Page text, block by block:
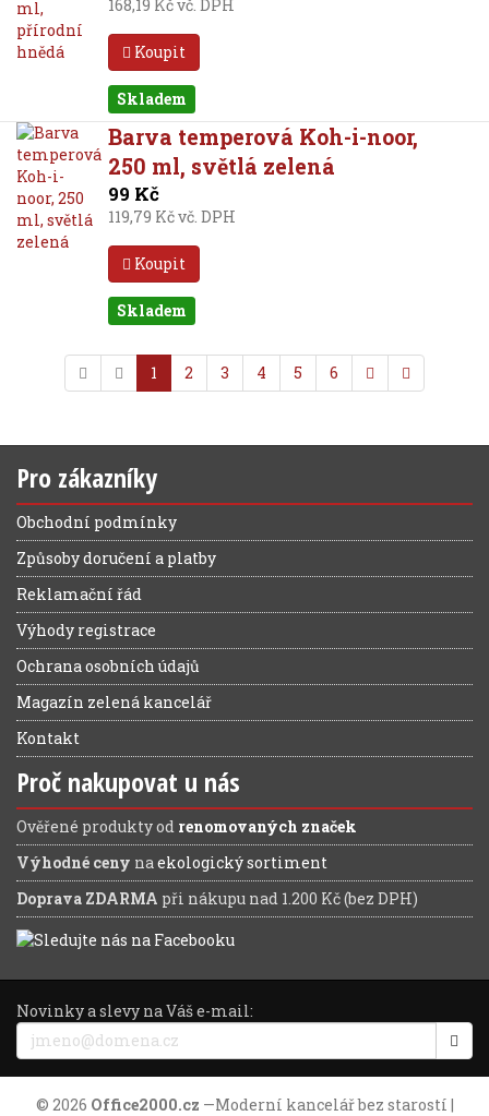
168,19 Kč vč. DPH
Koupit
Skladem
Barva temperová Koh-i-noor,
250 ml, světlá zelená
99 Kč
119,79 Kč vč. DPH
Koupit
Skladem
1 2 3 4 5 6
Pro zákazníky
Obchodní podmínky
Způsoby doručení a platby
Reklamační řád
Výhody registrace
Ochrana osobních údajů
Magazín zelená kancelář
Kontakt
Proč nakupovat u nás
Ověřené produkty od renomovaných značek
Výhodné ceny naekologický sortiment
Doprava ZDARMA při nákupu nad 1.200 Kč (bez DPH)
Novinky a slevy na Váš e-mail:
© 2026 Office2000.cz —Moderní kancelář bez starostí |